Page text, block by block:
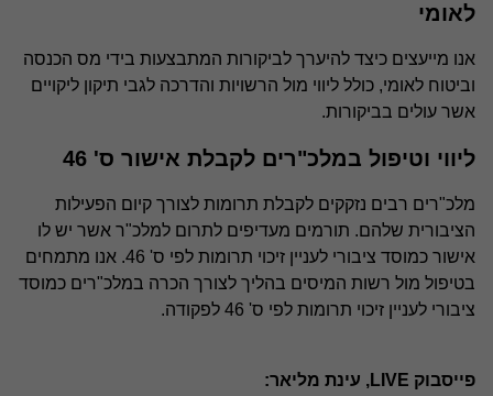
לאומי
אנו מייעצים כיצד להיערך לביקורות המתבצעות בידי מס הכנסה
וביטוח לאומי, כולל ליווי מול הרשויות והדרכה לגבי תיקון ליקויים
אשר עולים בביקורות.
ליווי וטיפול במלכ"רים לקבלת אישור ס' 46
מלכ"רים רבים נזקקים לקבלת תרומות לצורך קיום הפעילות
הציבורית שלהם. תורמים מעדיפים לתרום למלכ"ר אשר יש לו
אישור כמוסד ציבורי לעניין זיכוי תרומות לפי ס' 46. אנו מתמחים
בטיפול מול רשות המיסים בהליך לצורך הכרה במלכ"רים כמוסד
ציבורי לעניין זיכוי תרומות לפי ס' 46 לפקודה.
פייסבוק LIVE, עינת מליאר: